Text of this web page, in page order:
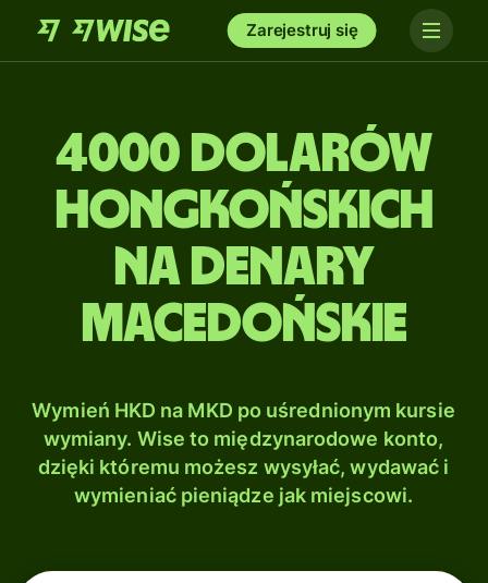
Zarejestruj się
4000 Dolarów
hongkońskich
na Denary
macedońskie
Wymień HKD na MKD po uśrednionym kursie
wymiany. Wise to międzynarodowe konto,
dzięki któremu możesz wysyłać, wydawać i
wymieniać pieniądze jak miejscowi.